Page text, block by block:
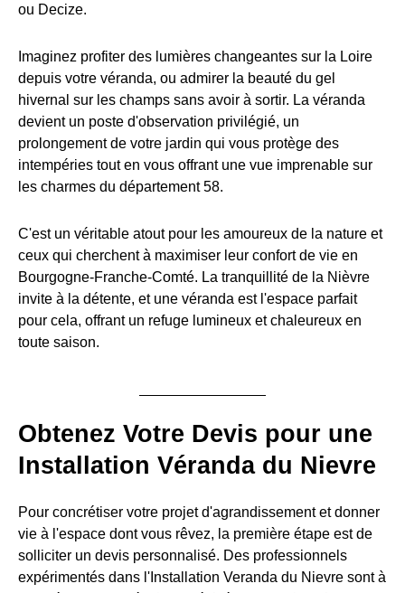
ou Decize.
Imaginez profiter des lumières changeantes sur la Loire
depuis votre véranda, ou admirer la beauté du gel
hivernal sur les champs sans avoir à sortir. La véranda
devient un poste d'observation privilégié, un
prolongement de votre jardin qui vous protège des
intempéries tout en vous offrant une vue imprenable sur
les charmes du département 58.
C'est un véritable atout pour les amoureux de la nature et
ceux qui cherchent à maximiser leur confort de vie en
Bourgogne-Franche-Comté. La tranquillité de la Nièvre
invite à la détente, et une véranda est l'espace parfait
pour cela, offrant un refuge lumineux et chaleureux en
toute saison.
Obtenez Votre Devis pour une
Installation Véranda du Nievre
Pour concrétiser votre projet d'agrandissement et donner
vie à l'espace dont vous rêvez, la première étape est de
solliciter un devis personnalisé. Des professionnels
expérimentés dans l'Installation Veranda du Nievre sont à